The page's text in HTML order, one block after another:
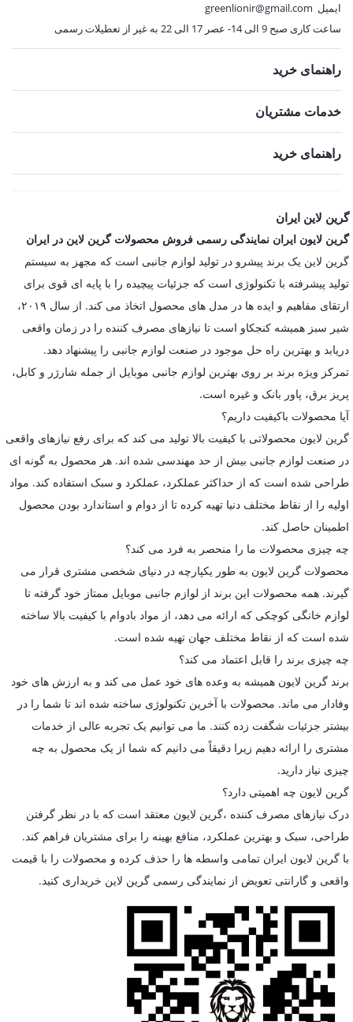
ایمیل greenlionir@gmail.com
ساعت کاری صبح 9 الی 14- عصر 17 الی 22 به غیر از تعطیلات رسمی
راهنمای خرید
خدمات مشتریان
راهنمای خرید
گرین لاین ایران
گرین لایون ایران نمایندگی رسمی فروش محصولات گرین لاین در ایران
گرین لاین یک برند پیشرو در تولید لوازم جانبی است که مجهز به سیستم
تولید پیشرفته با تکنولوژی است که جزئیات پیچیده را با پایه ای قوی برای
ارتقای مفاهیم و ایده ها در مدل های محصول اتخاذ می کند. از سال ۲۰۱۹،
شیر سبز همیشه کنجکاو است تا نیازهای مصرف کننده را در زمان واقعی
دریابد و بهترین راه حل موجود در صنعت لوازم جانبی را پیشنهاد دهد.
تمرکز ویژه برند بر روی بهترین لوازم جانبی موبایل از جمله شارژر و کابل،
پریز برق، پاور بانک و غیره است.
آیا محصولات باکیفیت داریم؟
گرین لایون محصولاتی با کیفیت بالا تولید می کند که برای رفع نیازهای واقعی
در صنعت لوازم جانبی بیش از حد مهندسی شده اند. هر محصول به گونه ای
طراحی شده است که از حداکثر عملکرد، عملکرد و سبک استفاده کند. مواد
اولیه را از نقاط مختلف دنیا تهیه کرده تا از دوام و استاندارد بودن محصول
اطمینان حاصل کند.
چه چیزی محصولات ما را منحصر به فرد می کند؟
محصولات گرین لایون به طور یکپارچه در دنیای شخصی مشتری قرار می
گیرند. همه محصولات این برند از لوازم جانبی موبایل ممتاز خود گرفته تا
لوازم خانگی کوچکی که ارائه می دهد، از مواد بادوام با کیفیت بالا ساخته
شده است که از نقاط مختلف جهان تهیه شده است.
چه چیزی برند را قابل اعتماد می کند؟
برند گرین لایون همیشه به وعده های خود عمل می کند و به ارزش های خود
وفادار می ماند. محصولات با آخرین تکنولوژی ساخته شده اند تا شما را در
بیشتر جزئیات شگفت زده کنند. ما می توانیم یک تجربه عالی از خدمات
مشتری را ارائه دهیم زیرا دقیقاً می دانیم که شما از یک محصول به چه
چیزی نیاز دارید.
گرین لایون چه اهمیتی دارد؟
درک نیازهای مصرف کننده ،گرین لایون معتقد است که با در نظر گرفتن
طراحی، سبک و بهترین عملکرد، منافع بهینه را برای مشتریان فراهم کند.
با گرین لایون ایران تمامی واسطه ها را حذف کرده و محصولات را با قیمت
واقعی و گارانتی تعویض از نمایندگی رسمی گرین لاین خریداری کنید.